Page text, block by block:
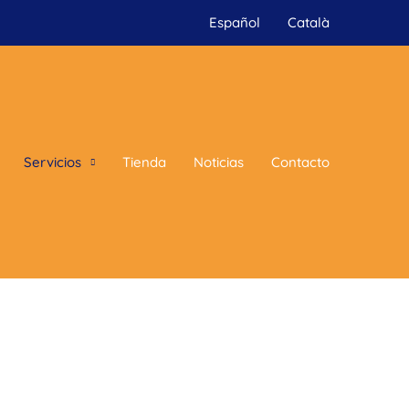
Español Català
Servicios Tienda Noticias Contacto